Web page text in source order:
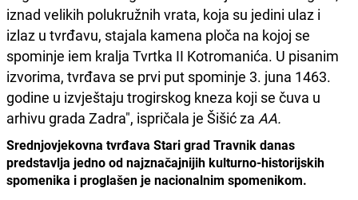
iznad velikih polukružnih vrata, koja su jedini ulaz i
izlaz u tvrđavu, stajala kamena ploča na kojoj se
spominje iem kralja Tvrtka II Kotromanića. U pisanim
izvorima, tvrđava se prvi put spominje 3. juna 1463.
godine u izvještaju trogirskog kneza koji se čuva u
arhivu grada Zadra", ispričala je Šišić za AA.
Srednjovjekovna tvrđava Stari grad Travnik danas
predstavlja jedno od najznačajnijih kulturno-historijskih
spomenika i proglašen je nacionalnim spomenikom.